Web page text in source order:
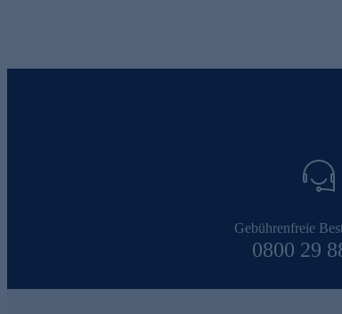
Gebührenfreie
0800 29